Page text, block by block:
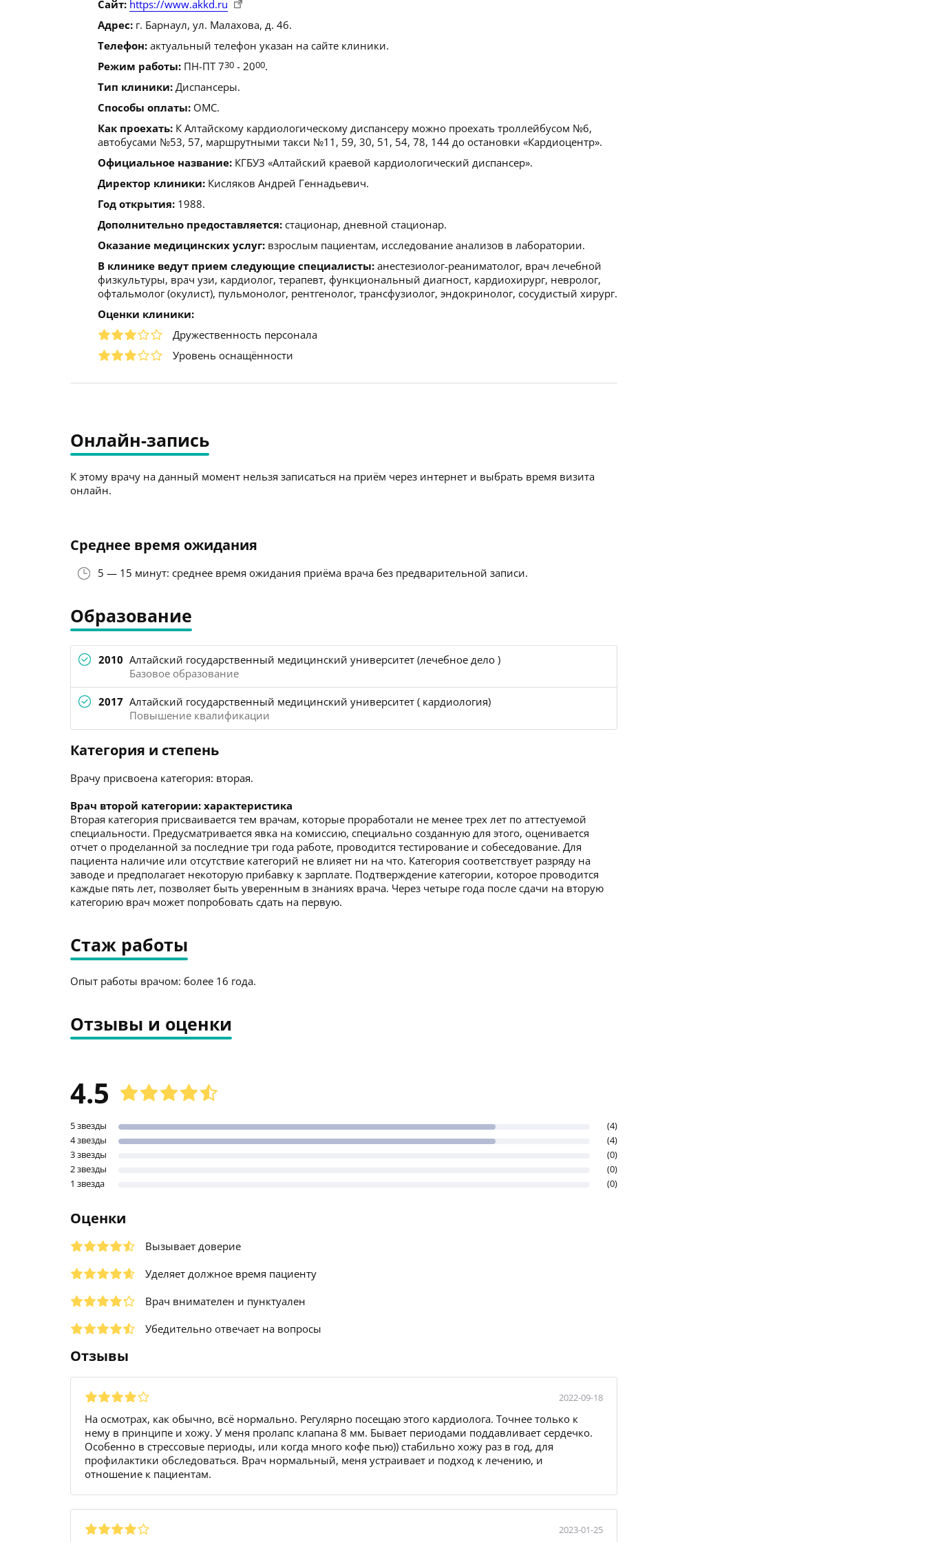
Сайт: https://www.akkd.ru
Адрес: г. Барнаул, ул. Малахова, д. 46.
Телефон: актуальный телефон указан на сайте клиники.
Режим работы: ПН-ПТ 730 - 2000.
Тип клиники: Диспансеры.
Способы оплаты: ОМС.
Как проехать: К Алтайскому кардиологическому диспансеру можно проехать троллейбусом №6,
автобусами №53, 57, маршрутными такси №11, 59, 30, 51, 54, 78, 144 до остановки «Кардиоцентр».
Официальное название: КГБУЗ «Алтайский краевой кардиологический диспансер».
Директор клиники: Кисляков Андрей Геннадьевич.
Год открытия: 1988.
Дополнительно предоставляется: стационар, дневной стационар.
Оказание медицинских услуг: взрослым пациентам, исследование анализов в лаборатории.
В клинике ведут прием следующие специалисты: анестезиолог-реаниматолог, врач лечебной
физкультуры, врач узи, кардиолог, терапевт, функциональный диагност, кардиохирург, невролог,
офтальмолог (окулист), пульмонолог, рентгенолог, трансфузиолог, эндокринолог, сосудистый хирург.
Оценки клиники:
Дружественность персонала
Уровень оснащённости
Онлайн-запись
К этому врачу на данный момент нельзя записаться на приём через интернет и выбрать время визита
онлайн.
Среднее время ожидания
5 — 15 минут: среднее время ожидания приёма врача без предварительной записи.
Образование
2010 Алтайский государственный медицинский университет (лечебное дело )
Базовое образование
2017 Алтайский государственный медицинский университет ( кардиология)
Повышение квалификации
Категория и степень
Врачу присвоена категория: вторая.
Врач второй категории: характеристика
Вторая категория присваивается тем врачам, которые проработали не менее трех лет по аттестуемой
специальности. Предусматривается явка на комиссию, специально созданную для этого, оценивается
отчет о проделанной за последние три года работе, проводится тестирование и собеседование. Для
пациента наличие или отсутствие категорий не влияет ни на что. Категория соответствует разряду на
заводе и предполагает некоторую прибавку к зарплате. Подтверждение категории, которое проводится
каждые пять лет, позволяет быть уверенным в знаниях врача. Через четыре года после сдачи на вторую
категорию врач может попробовать сдать на первую.
Стаж работы
Опыт работы врачом: более 16 года.
Отзывы и оценки
4.5
5 звезды
(4)
4 звезды
(4)
3 звезды
(0)
2 звезды
(0)
1 звезда
(0)
Оценки
Вызывает доверие
Уделяет должное время пациенту
Врач внимателен и пунктуален
Убедительно отвечает на вопросы
Отзывы
2022-09-18
На осмотрах, как обычно, всё нормально. Регулярно посещаю этого кардиолога. Точнее только к
нему в принципе и хожу. У меня пролапс клапана 8 мм. Бывает периодами поддавливает сердечко.
Особенно в стрессовые периоды, или когда много кофе пью)) стабильно хожу раз в год, для
профилактики обследоваться. Врач нормальный, меня устраивает и подход к лечению, и
отношение к пациентам.
2023-01-25